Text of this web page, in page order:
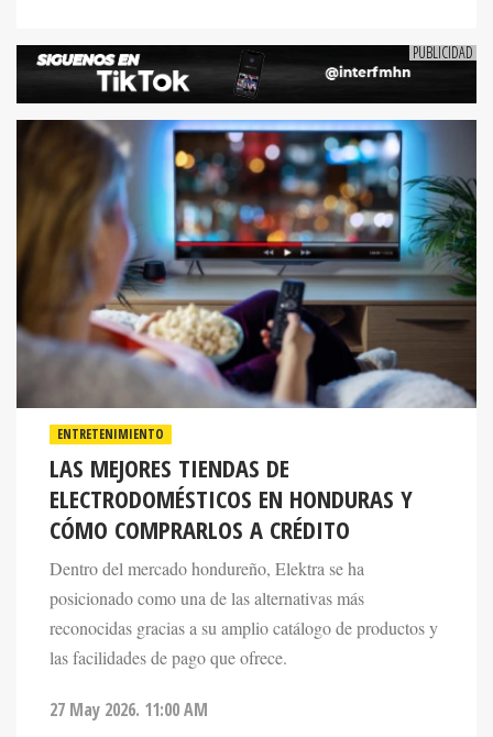
LAS MEJORES TIENDAS DE
ELECTRODOMÉSTICOS EN HONDURAS Y
CÓMO COMPRARLOS A CRÉDITO
Dentro del mercado hondureño, Elektra se ha
posicionado como una de las alternativas más
reconocidas gracias a su amplio catálogo de productos y
las facilidades de pago que ofrece.